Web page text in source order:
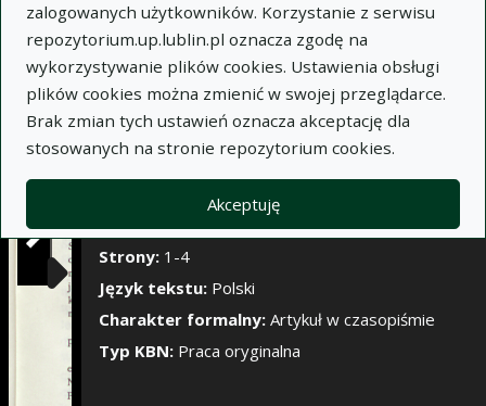
zalogowanych użytkowników. Korzystanie z serwisu
repozytorium.up.lublin.pl oznacza zgodę na
wykorzystywanie plików cookies. Ustawienia obsługi
plików cookies można zmienić w swojej przeglądarce.
Brak zmian tych ustawień oznacza akceptację dla
stosowanych na stronie repozytorium cookies.
Akceptuję
Pokaż/Ukryj
Wariant tytułu:Die weltweite Anpassung der
Obstbäume an den Standort
Czasopismo:Annales Universitatis Mariae Curie-
Skłodowska. Sectio EEE, Horticultura, t. III, z. 1
Miejsce wydania:Lublin
Rok wydania:
1995
Tom/numer:III
Strony: 1-4
Język tekstu: Polski
Charakter formalny: Artykuł w czasopiśmie
Typ KBN: Praca oryginalna